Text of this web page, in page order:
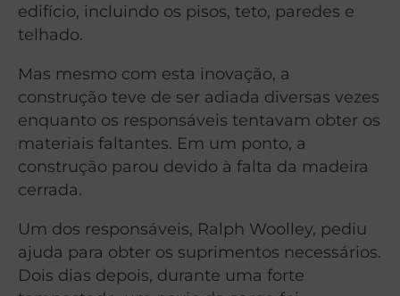
edifício, incluindo os pisos, teto, paredes e
telhado.
Mas mesmo com esta inovação, a
construção teve de ser adiada diversas vezes
enquanto os responsáveis tentavam obter os
materiais faltantes. Em um ponto, a
construção parou devido à falta da madeira
cerrada.
Um dos responsáveis, Ralph Woolley, pediu
ajuda para obter os suprimentos necessários.
Dois dias depois, durante uma forte